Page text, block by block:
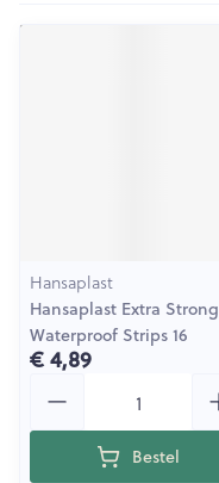
Hansaplast
Hansaplast Extra Strong
Waterproof Strips 16
€ 4,89
Bestel